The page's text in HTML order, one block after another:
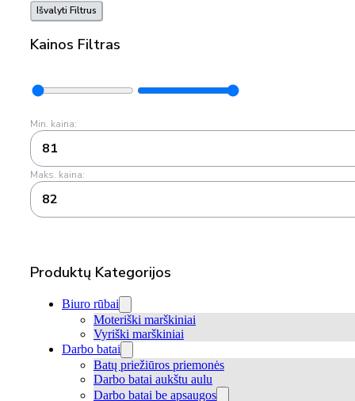
Išvalyti Filtrus
Kainos Filtras
Min. kaina:
81
Maks. kaina:
82
Produktų Kategorijos
Biuro rūbai
Moteriški marškiniai
Vyriški marškiniai
Darbo batai
Batų priežiūros priemonės
Darbo batai aukštu aulu
Darbo batai be apsaugos